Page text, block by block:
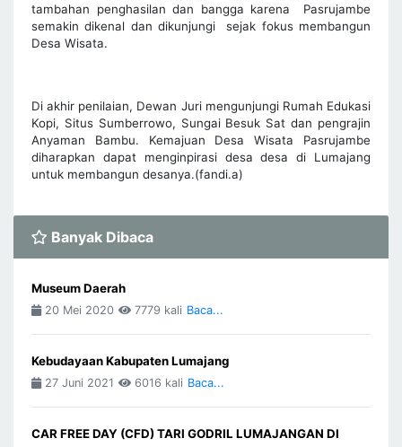
tambahan penghasilan dan bangga karena Pasrujambe
semakin dikenal dan dikunjungi sejak fokus membangun
Desa Wisata.
Di akhir penilaian, Dewan Juri mengunjungi Rumah Edukasi
Kopi, Situs Sumberrowo, Sungai Besuk Sat dan pengrajin
Anyaman Bambu. Kemajuan Desa Wisata Pasrujambe
diharapkan dapat menginpirasi desa desa di Lumajang
untuk membangun desanya.(fandi.a)
Banyak Dibaca
Museum Daerah
20 Mei 2020 7779 kali Baca...
Kebudayaan Kabupaten Lumajang
27 Juni 2021 6016 kali Baca...
CAR FREE DAY (CFD) TARI GODRIL LUMAJANGAN DI